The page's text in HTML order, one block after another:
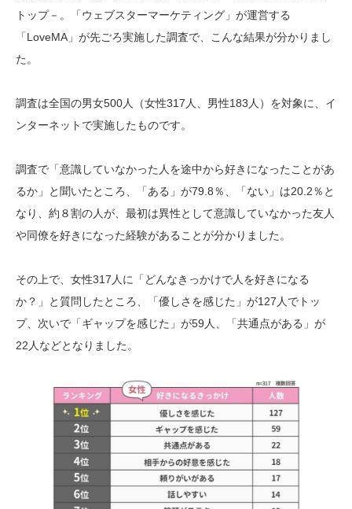
トップ－。「ウェブスターマーケティング」が運営する
「LoveMA」が先ごろ実施した調査で、こんな結果が分かりまし
た。
調査は全国の男女500人（女性317人、男性183人）を対象に、イ
ンターネットで実施したものです。
調査で「意識していなかった人を途中から好きになったことがあ
るか」と聞いたところ、「ある」が79.8％、「ない」は20.2％と
なり、約８割の人が、最初は異性として意識していなかった友人
や同僚を好きになった経験があることが分かりました。
その上で、女性317人に「どんなきっかけで人を好きになる
か？」と質問したところ、「優しさを感じた」が127人でトッ
プ、次いで「ギャップを感じた」が59人、「共通点がある」が
22人などとなりました。